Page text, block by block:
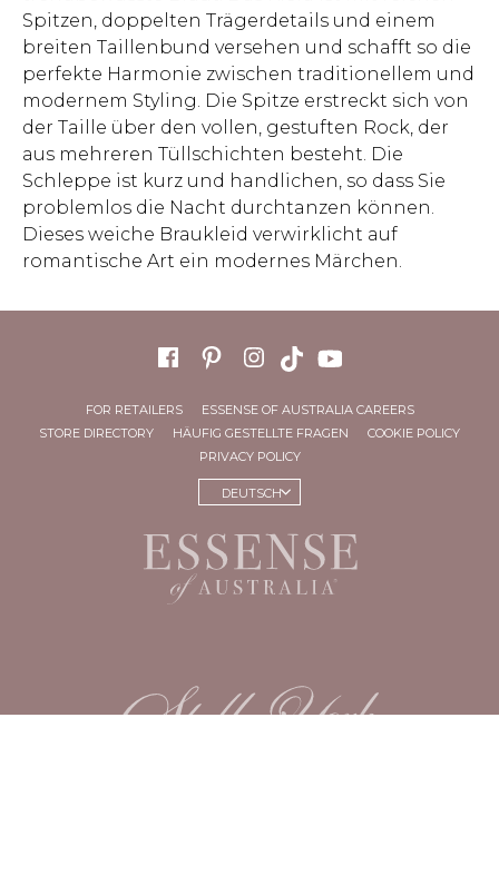
Spitzen, doppelten Trägerdetails und einem
breiten Taillenbund versehen und schafft so die
perfekte Harmonie zwischen traditionellem und
modernem Styling. Die Spitze erstreckt sich von
der Taille über den vollen, gestuften Rock, der
aus mehreren Tüllschichten besteht. Die
Schleppe ist kurz und handlichen, so dass Sie
problemlos die Nacht durchtanzen können.
Dieses weiche Braukleid verwirklicht auf
romantische Art ein modernes Märchen.
FOR RETAILERS
ESSENSE OF AUSTRALIA CAREERS
STORE DIRECTORY
HÄUFIG GESTELLTE FRAGEN
COOKIE POLICY
PRIVACY POLICY
DEUTSCH